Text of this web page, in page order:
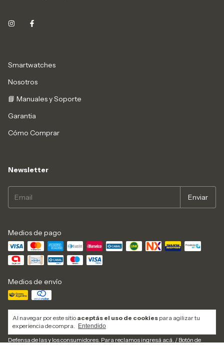
Al navegar por este sitio aceptás el uso de cookies para agilizar tu
experiencia de compra.
Entendido
Smartwatches
Nosotros
📘 Manuales y Soporte
Garantia
Cómo Comprar
Newsletter
Medios de pago
Medios de envío
Defensa de las y los consumidores. Para reclamos ingresá acá. / Botón de